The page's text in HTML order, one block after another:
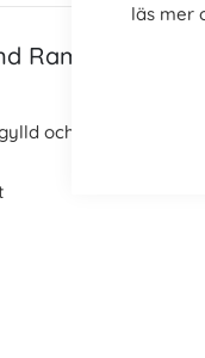
läs mer
Ram Guld
och patinerad